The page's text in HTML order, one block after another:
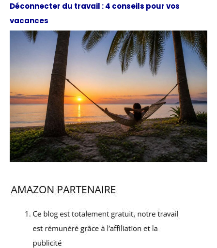
Déconnecter du travail : 4 conseils pour vos
vacances